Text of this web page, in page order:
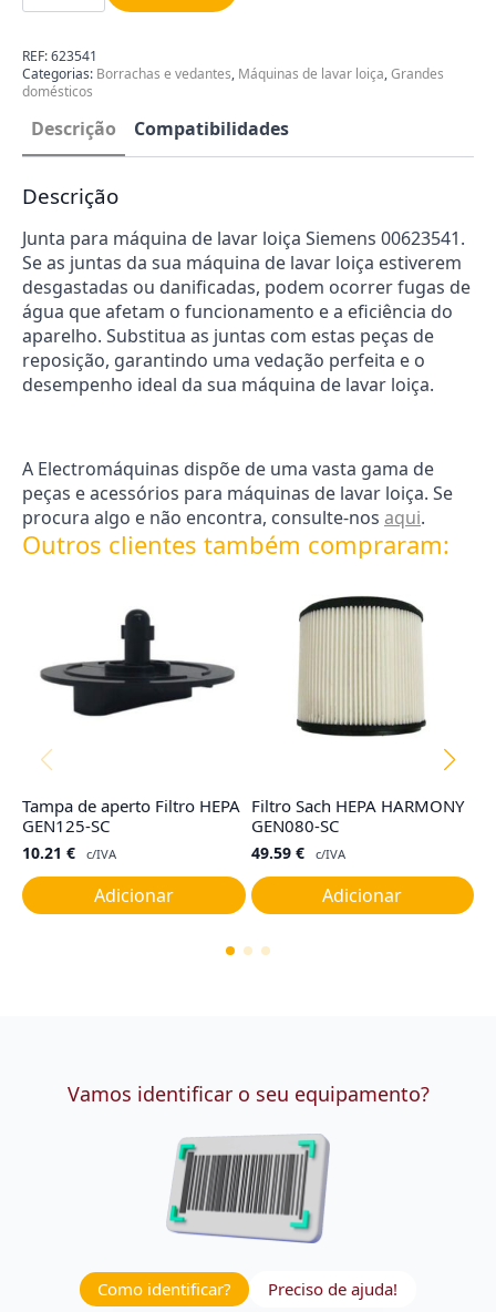
para
de
lavar
loiça
Siemens
00623541
REF:623541
Categorias: Borrachas e vedantes, Máquinas de lavar loiça,Grandes
domésticos
Descrição Compatibilidades
Descrição
Junta para máquina de lavar loiça Siemens 00623541.
Se as juntas da sua máquina de lavar loiça estiverem
desgastadas ou danificadas, podem ocorrer fugas de
água que afetam o funcionamento e a eficiência do
aparelho. Substitua as juntas com estas peças de
reposição, garantindo uma vedação perfeita e o
desempenho ideal da sua máquina de lavar loiça.
A Electromáquinas dispõe de uma vasta gama de
peças e acessórios para máquinas de lavar loiça. Se
procura algo e não encontra, consulte-nos aqui.
Outros clientes também compraram:
Tampa de aperto Filtro HEPA
GEN125-SC
10.21 € c/IVA
Adicionar
Filtro Sach HEPA HARMONY
GEN080-SC
49.59 € c/IVA
Adicionar
Vamos identificar o seu equipamento?
Como identificar? Preciso de ajuda!